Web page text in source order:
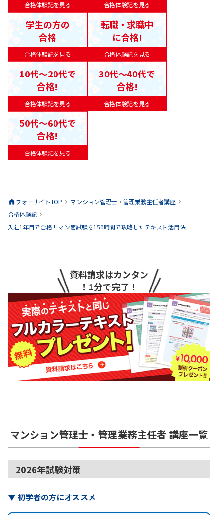
合格体験記を見る 合格体験記を見る
合格体験記を見る
学生の方の
合格
合格体験記を見る
転職・求職中
に合格!
合格体験記を見る
10代〜20代で
合格!
合格体験記を見る
30代〜40代で
合格!
合格体験記を見る
50代〜60代で
合格!
フォーサイトTOP マンション管理士・管理業務主任者講座
合格体験記
入社1年目で合格！マン管試験を150時間で攻略したテキスト活用法
資料請求はカンタン
！1分で完了！
マンション管理士・管理業務主任者 講座一覧
2026年試験対策
▼初学者の方にオススメ